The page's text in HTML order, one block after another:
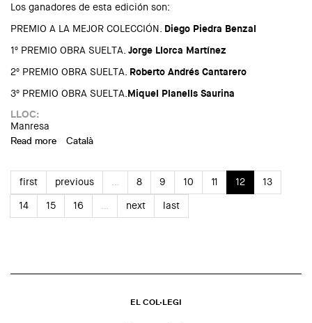
Los ganadores de esta edición son:
PREMIO A LA MEJOR COLECCIÓN. Diego Piedra Benzal
1º PREMIO OBRA SUELTA. Jorge Llorca Martínez
2º PREMIO OBRA SUELTA. Roberto Andrés Cantarero
3º PREMIO OBRA SUELTA.Miquel Planells Saurina
LLOC:
Manresa
Read more about Exposición: "XIX Bienal Fotográfica DAU-21"
Català
first previous … 8 9 10 11 12
13
14
15 16 … next last
EL COL·LEGI